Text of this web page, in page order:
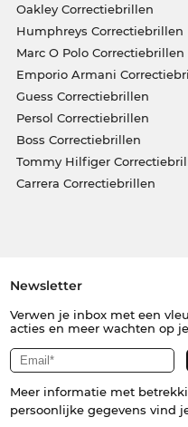
Oakley Correctiebrillen
Humphreys Correctiebrillen
Marc O Polo Correctiebrillen
Emporio Armani
Guess Correctiebrillen
Persol Correctiebrillen
Boss Correctiebrillen
Tommy Hilfiger
Carrera Correctiebrillen
Newsletter
Verwen je inbox met een
acties en meer wachten op
Meer informatie met
persoonlijke gegevens vind